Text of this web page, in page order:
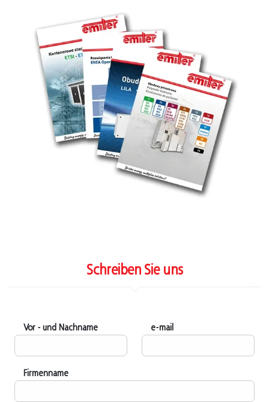
Schreiben Sie uns
Vor - und Nachname e-mail
Firmenname